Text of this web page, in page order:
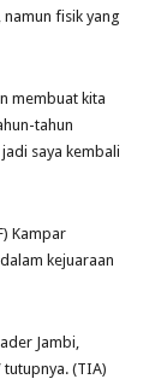
fisik yang
membuat kita
tahun
saya kembali
Kampar
kejuaraan
Jambi,
tutupnya. (TIA)